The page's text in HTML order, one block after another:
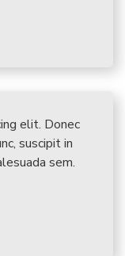
elit. Donec
suscipit in
sem.